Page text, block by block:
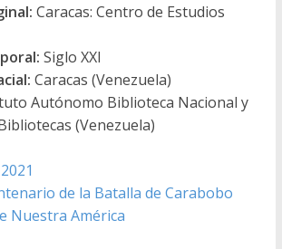
Caracas: Centro de Estudios
Siglo XXI
Caracas (Venezuela)
Autónomo Biblioteca Nacional y
(Venezuela)
2021
de la Batalla de Carabobo
Nuestra América